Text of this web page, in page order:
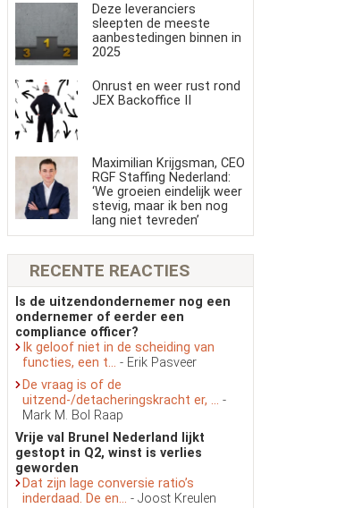
Deze leveranciers
sleepten de meeste
aanbestedingen binnen in
2025
Onrust en weer rust rond
JEX Backoffice II
Maximilian Krijgsman, CEO
RGF Staffing Nederland:
‘We groeien eindelijk weer
stevig, maar ik ben nog
lang niet tevreden’
RECENTE REACTIES
Is de uitzendondernemer nog een
ondernemer of eerder een
compliance officer?
Ik geloof niet in de scheiding van
functies, een t... - Erik Pasveer
De vraag is of de
uitzend-/detacheringskracht er, ... -
Mark M. Bol Raap
Vrije val Brunel Nederland lijkt
gestopt in Q2, winst is verlies
geworden
Dat zijn lage conversie ratio’s
inderdaad. De en... - Joost Kreulen